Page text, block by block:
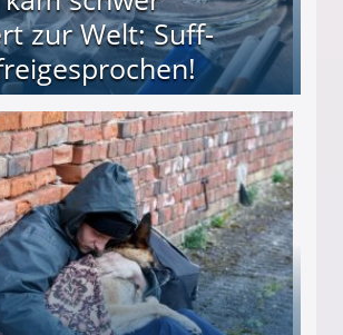
zur Welt: Suff-